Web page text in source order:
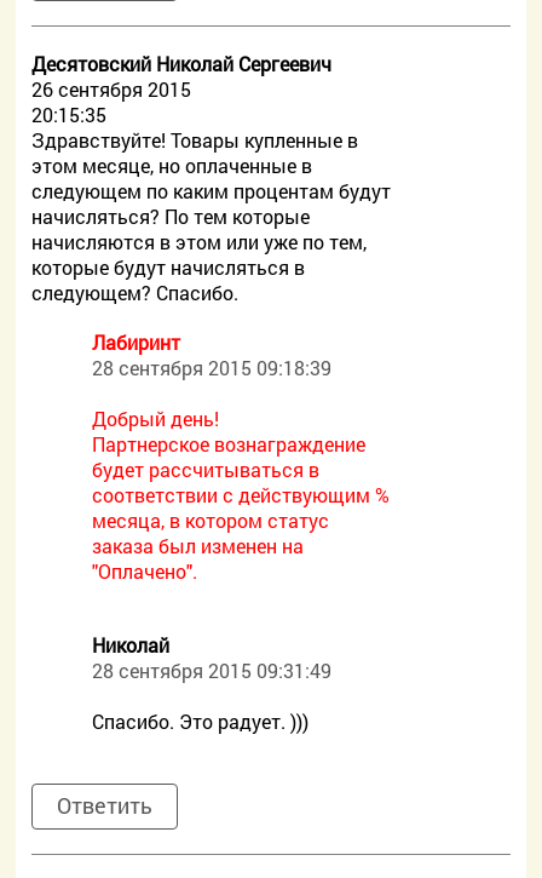
Десятовский Николай Сергеевич
26 сентября 2015
20:15:35
Здравствуйте! Товары купленные в
этом месяце, но оплаченные в
следующем по каким процентам будут
начисляться? По тем которые
начисляются в этом или уже по тем,
которые будут начисляться в
следующем? Спасибо.
Лабиринт
28 сентября 2015 09:18:39
Добрый день!
Партнерское вознаграждение
будет рассчитываться в
соответствии с действующим %
месяца, в котором статус
заказа был изменен на
"Оплачено".
Николай
28 сентября 2015 09:31:49
Спасибо. Это радует. )))
Ответить